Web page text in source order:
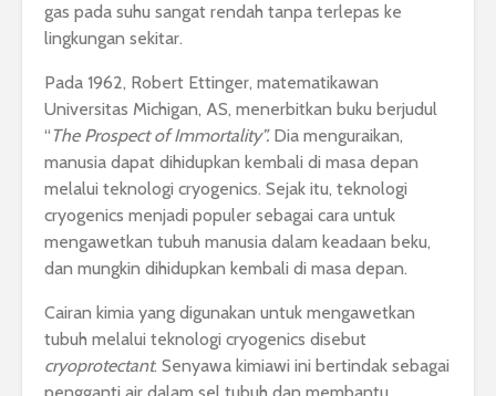
gas pada suhu sangat rendah tanpa terlepas ke
lingkungan sekitar.
Pada 1962, Robert Ettinger, matematikawan
Universitas Michigan, AS, menerbitkan buku berjudul
“ The Prospect of Immortality”. Dia menguraikan,
manusia dapat dihidupkan kembali di masa depan
melalui teknologi cryogenics. Sejak itu, teknologi
cryogenics menjadi populer sebagai cara untuk
mengawetkan tubuh manusia dalam keadaan beku,
dan mungkin dihidupkan kembali di masa depan.
Cairan kimia yang digunakan untuk mengawetkan
tubuh melalui teknologi cryogenics disebut
cryoprotectant. Senyawa kimiawi ini bertindak sebagai